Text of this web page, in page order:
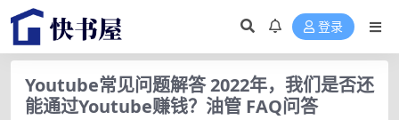
登录
Youtube常见问题解答 2022年，我们是否还
能通过Youtube赚钱？油管 FAQ问答